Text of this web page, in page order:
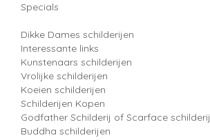
Specials
Dikke Dames schilderijen
Interessante links
Kunstenaars schilderijen
Vrolijke schilderijen
Koeien schilderijen
Schilderijen Kopen
Godfather Schilderij of Scarface schilderij
Buddha schilderijen